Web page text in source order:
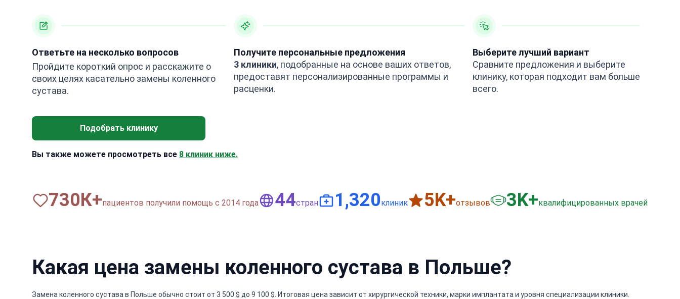
Ответьте на несколько вопросов
Пройдите короткий опрос и расскажите о
своих целях касательно замены коленного
сустава.
Получите персональные предложения
3 клиники, подобранные на основе ваших ответов,
предоставят персонализированные программы и
расценки.
Выберите лучший вариант
Сравните предложения и выберите
клинику, которая подходит вам больше
всего.
Подобрать клинику
Вы также можете просмотреть все 8 клиник ниже.
820К+пациентов получили помощь с 2014 года 50стран 1,500клиник 6K+отзывов 3K+квалифицированных врачей
Какая цена замены коленного сустава в Польше?
Замена коленного сустава в Польше обычно стоит от 3 500 $ до 9 100 $. Итоговая цена зависит от хирургической техники, марки имплантата и уровня специализации клиники.